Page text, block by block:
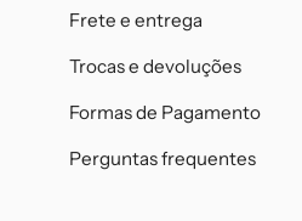
Frete e entrega
Trocas e devoluções
Formas de Pagamento
Perguntas frequentes